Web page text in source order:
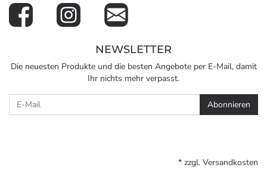
NEWSLETTER
Die neuesten Produkte und die besten Angebote per E-Mail, damit
Ihr nichts mehr verpasst.
Abonnieren
* zzgl. Versandkosten